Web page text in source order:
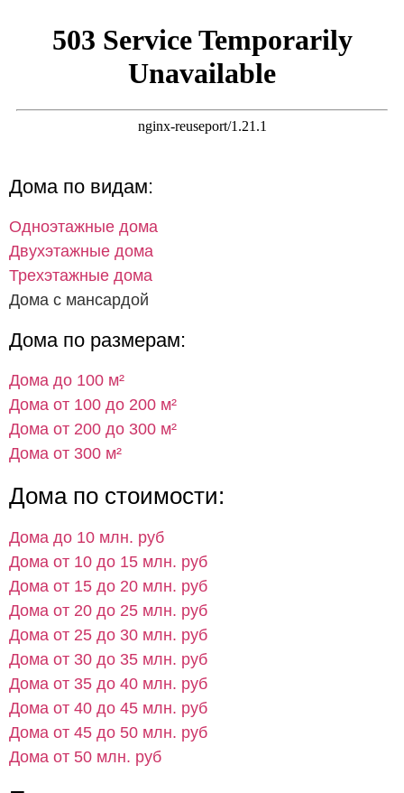
Дома по видам:
Одноэтажные дома
Двухэтажные дома
Трехэтажные дома
Дома с мансардой
Дома по размерам:
Дома до 100 м²
Дома от 100 до 200 м²
Дома от 200 до 300 м²
Дома от 300 м²
Дома по стоимости:
Дома до 10 млн. руб
Дома от 10 до 15 млн. руб
Дома от 15 до 20 млн. руб
Дома от 20 до 25 млн. руб
Дома от 25 до 30 млн. руб
Дома от 30 до 35 млн. руб
Дома от 35 до 40 млн. руб
Дома от 40 до 45 млн. руб
Дома от 45 до 50 млн. руб
Дома от 50 млн. руб